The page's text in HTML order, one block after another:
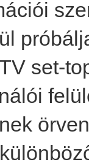
set-